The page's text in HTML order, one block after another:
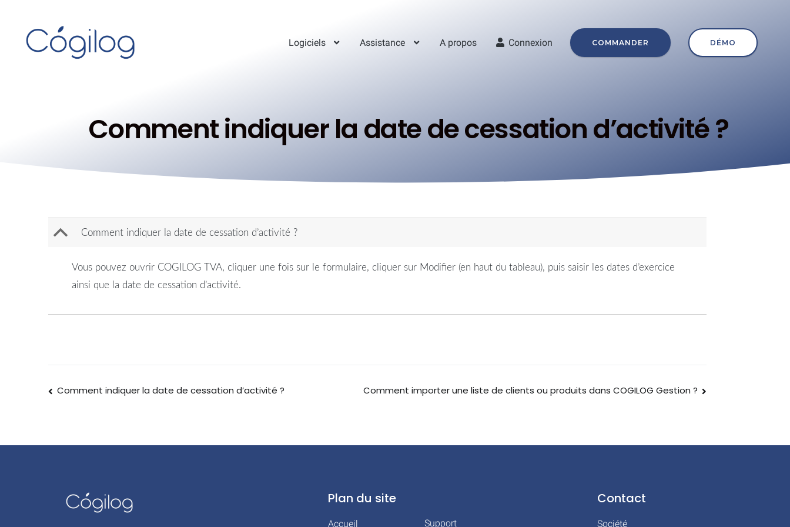
Logiciels Assistance A propos Connexion COMMANDER DÉMO
Comment indiquer la date de cessation d’activité ?
B Comment indiquer la date de cessation d’activité ?
Vous pouvez ouvrir COGILOG TVA, cliquer une fois sur le formulaire, cliquer sur Modifier (en haut du tableau), puis saisir les dates d’exercice
ainsi que la date de cessation d’activité.
Comment indiquer la date de cessation d’activité ? Comment importer une liste de clients ou produits dans COGILOG Gestion ?
Plan du site
Accueil Support
Contact
Société